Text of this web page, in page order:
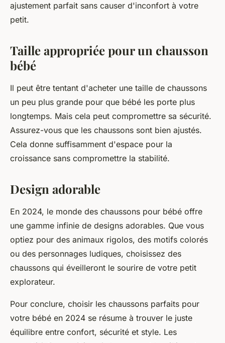
ajustement parfait sans causer d'inconfort à votre
petit.
Taille appropriée pour un chausson
bébé
Il peut être tentant d'acheter une taille de chaussons
un peu plus grande pour que bébé les porte plus
longtemps. Mais cela peut compromettre sa sécurité.
Assurez-vous que les chaussons sont bien ajustés.
Cela donne suffisamment d'espace pour la
croissance sans compromettre la stabilité.
Design adorable
En 2024, le monde des chaussons pour bébé offre
une gamme infinie de designs adorables. Que vous
optiez pour des animaux rigolos, des motifs colorés
ou des personnages ludiques, choisissez des
chaussons qui éveilleront le sourire de votre petit
explorateur.
Pour conclure, choisir les chaussons parfaits pour
votre bébé en 2024 se résume à trouver le juste
équilibre entre confort, sécurité et style. Les